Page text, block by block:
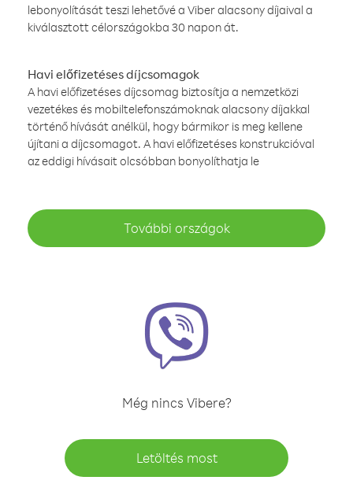
lebonyolítását teszi lehetővé a Viber alacsony díjaival a
kiválasztott célországokba 30 napon át.
Havi előfizetéses díjcsomagok
A havi előfizetéses díjcsomag biztosítja a nemzetközi
vezetékes és mobiltelefonszámoknak alacsony díjakkal
történő hívását anélkül, hogy bármikor is meg kellene
újítani a díjcsomagot. A havi előfizetéses konstrukcióval
az eddigi hívásait olcsóbban bonyolíthatja le
További országok
Még nincs Vibere?
Letöltés most